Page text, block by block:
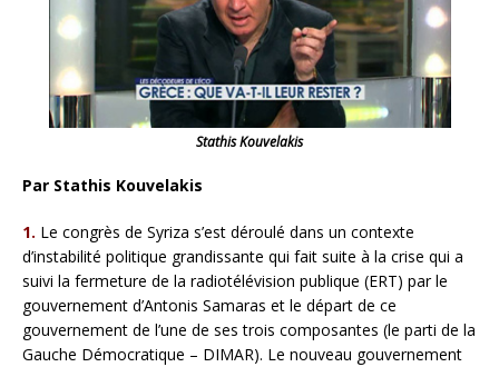
Stathis Kouvelakis
Par Stathis Kouvelakis
1. Le congrès de Syriza s’est déroulé dans un contexte
d’instabilité politique grandissante qui fait suite à la crise qui a
suivi la fermeture de la radiotélévision publique (ERT) par le
gouvernement d’Antonis Samaras et le départ de ce
gouvernement de l’une de ses trois composantes (le parti de la
Gauche Démocratique – DIMAR). Le nouveau gouvernement